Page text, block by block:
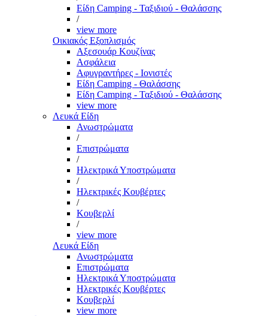
Είδη Camping - Ταξιδιού - Θαλάσσης
/
view more
Οικιακός Εξοπλισμός
Αξεσουάρ Κουζίνας
Ασφάλεια
Αφυγραντήρες - Ιονιστές
Είδη Camping - Θαλάσσης
Είδη Camping - Ταξιδιού - Θαλάσσης
view more
Λευκά Είδη
Ανωστρώματα
/
Επιστρώματα
/
Ηλεκτρικά Υποστρώματα
/
Ηλεκτρικές Κουβέρτες
/
Κουβερλί
/
view more
Λευκά Είδη
Ανωστρώματα
Επιστρώματα
Ηλεκτρικά Υποστρώματα
Ηλεκτρικές Κουβέρτες
Κουβερλί
view more